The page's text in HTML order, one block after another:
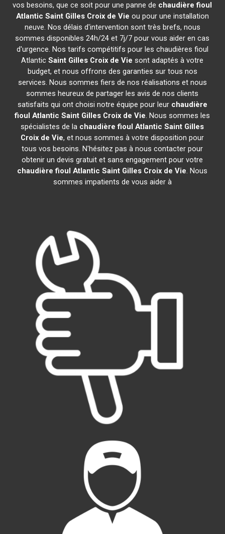
vos besoins, que ce soit pour une panne de chaudière fioul
Atlantic Saint Gilles Croix de Vie ou pour une installation
neuve. Nos délais d'intervention sont très brefs, nous
sommes disponibles 24h/24 et 7j/7 pour vous aider en cas
d'urgence. Nos tarifs compétitifs pour les chaudières fioul
AtlanticSaint Gilles Croix de Vie sont adaptés à votre
budget, et nous offrons des garanties sur tous nos
services. Nous sommes fiers de nos réalisations et nous
sommes heureux de partager les avis de nos clients
satisfaits qui ont choisi notre équipe pour leur chaudière
fioul Atlantic Saint Gilles Croix de Vie. Nous sommes les
spécialistes de la chaudière fioul Atlantic Saint Gilles
Croix de Vie, et nous sommes à votre disposition pour
tous vos besoins. N'hésitez pas à nous contacter pour
obtenir un devis gratuit et sans engagement pour votre
chaudière fioul Atlantic Saint Gilles Croix de Vie. Nous
sommes impatients de vous aider à